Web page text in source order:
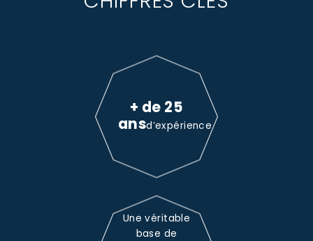
+ de 25
ansd’expérience
Une véritable
base de